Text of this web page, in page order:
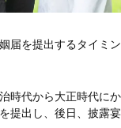
届を提出するタイミ
時代から大正時代に
提出し、後日、披露